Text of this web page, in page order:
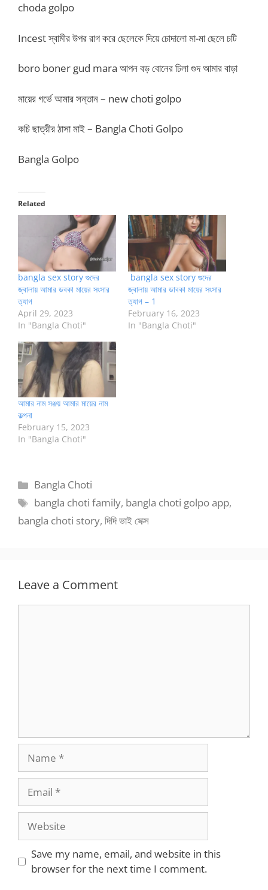
choda golpo
Incest স্বামীর উপর রাগ করে ছেলেকে দিয়ে চোদালো মা-মা ছেলে চটি
boro boner gud mara আপন বড় বোনের ঢিলা গুদ আমার বাড়া
মায়ের গর্ভে আমার সন্তান – new choti golpo
কচি ছাত্রীর ঠাসা মাই – Bangla Choti Golpo
Bangla Golpo
Related
bangla sex story গুদের
জ্বালায় আমার ডবকা মায়ের সংসার
ত্যাগ
April 29, 2023
In "Bangla Choti"
bangla sex story গুদের
জ্বালায় আমার ডাবকা মায়ের সংসার
ত্যাগ – 1
February 16, 2023
In "Bangla Choti"
আমার নাম সঞ্জয় আমার মায়ের নাম
কল্পনা
February 15, 2023
In "Bangla Choti"
Categories
Bangla Choti
Tags
bangla choti family, bangla choti golpo app,
bangla choti story, দিদি ভাই সেক্স
Leave a Comment
Website
Save my name, email, and website in this
browser for the next time I comment.